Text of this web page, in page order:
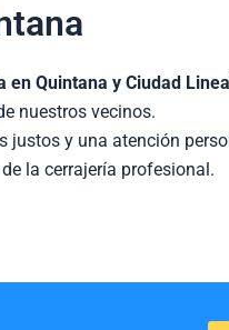
Quintana y Ciudad
nuestros vecinos.
y una atención
la cerrajería profesional.